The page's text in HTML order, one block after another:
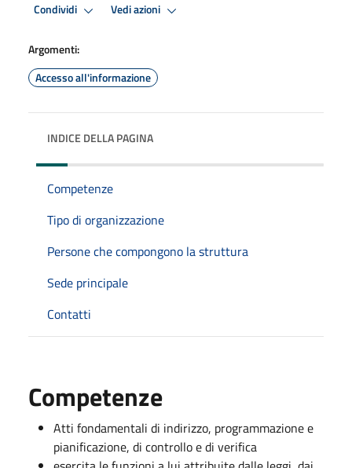
Condividi Vedi azioni
Argomenti:
Accesso all'informazione
INDICE DELLA PAGINA
Competenze
Tipo di organizzazione
Persone che compongono la struttura
Sede principale
Contatti
Competenze
Atti fondamentali di indirizzo, programmazione e
pianificazione, di controllo e di verifica